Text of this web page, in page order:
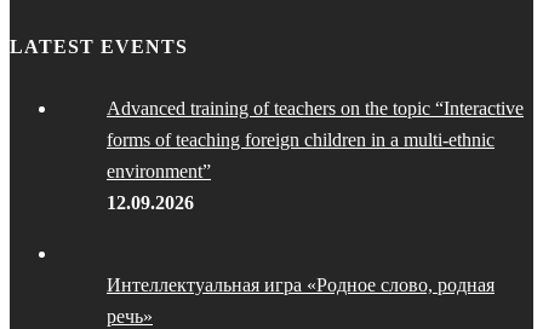
LATEST EVENTS
Advanced training of teachers on the topic “Interactive
forms of teaching foreign children in a multi-ethnic
environment”
12.09.2026
Интеллектуальная игра «Родное слово, родная
речь»